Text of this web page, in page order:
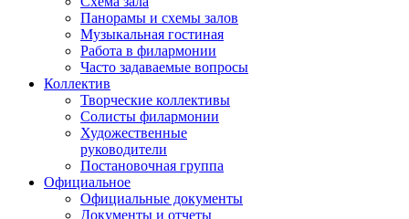
Панорамы и схемы залов
Музыкальная гостиная
Работа в филармонии
Часто задаваемые вопросы
Коллектив
Творческие коллективы
Солисты филармонии
Художественные
руководители
Постановочная группа
Официальное
Официальные документы
Документы и отчеты